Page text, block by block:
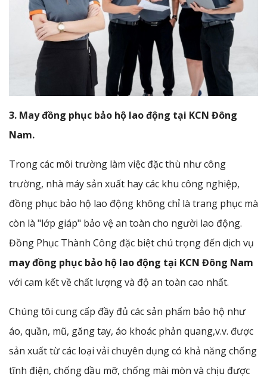
3. May đồng phục bảo hộ lao động tại KCN Đông
Nam.
Trong các môi trường làm việc đặc thù như công
trường, nhà máy sản xuất hay các khu công nghiệp,
đồng phục bảo hộ lao động không chỉ là trang phục mà
còn là "lớp giáp" bảo vệ an toàn cho người lao động.
Đồng Phục Thành Công đặc biệt chú trọng đến dịch vụ
may đồng phục bảo hộ lao động tại KCN Đông Nam
với cam kết về chất lượng và độ an toàn cao nhất.
Chúng tôi cung cấp đầy đủ các sản phẩm bảo hộ như
áo, quần, mũ, găng tay, áo khoác phản quang,v.v. được
sản xuất từ các loại vải chuyên dụng có khả năng chống
tĩnh điện, chống dầu mỡ, chống mài mòn và chịu được